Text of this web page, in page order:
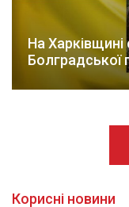
На
Корисні новини